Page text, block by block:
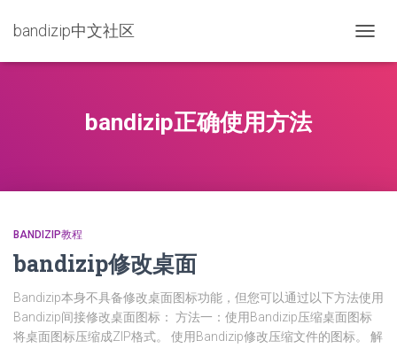
bandizip中文社区
bandizip正确使用方法
BANDIZIP教程
bandizip修改桌面
Bandizip本身不具备修改桌面图标功能，但您可以通过以下方法使用
Bandizip间接修改桌面图标： 方法一：使用Bandizip压缩桌面图标
将桌面图标压缩成ZIP格式。 使用Bandizip修改压缩文件的图标。 解